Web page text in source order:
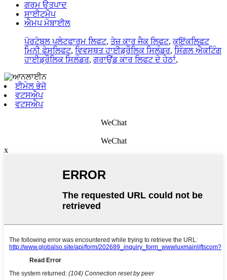
ਗਰਮ ਉਤਪਾਦ
ਸਾਈਟਮੈਪ
ਐਮਪ ਮੋਬਾਈਲ
ਪੋਰਟੇਬਲ ਪਲੇਟਫਾਰਮ ਲਿਫਟ, ਤੇਜ਼ ਕਾਰ ਜੈਕ ਲਿਫਟ,ਕੁਇੱਕਲਿਫਟ
ਮਿਨੀ ਫੇਸਲਿਫਟ, ਵਿਵਸਥਤ ਹਾਈਡ੍ਰੌਲਿਕ ਸਿਲੰਡਰ, ਸਿੰਗਲ ਐਕਟਿੰਗ
ਹਾਈਡ੍ਰੌਲਿਕ ਸਿਲੰਡਰ, ਗਰਾਉਂਡ ਕਾਰ ਲਿਫਟ ਦੇ ਹੇਠਾਂ,
ਈਮੇਲ ਭੇਜੋ
ਵਟਸਐਪ
ਵਟਸਐਪ
WeChat
WeChat
x